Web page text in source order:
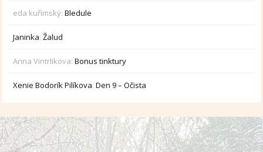
eda kuřímský:Bledule
Janinka:Žalud
Anna Vintrlikova:Bonus tinktury
Xenie Bodorík Pilíkova:Den 9 – Očista